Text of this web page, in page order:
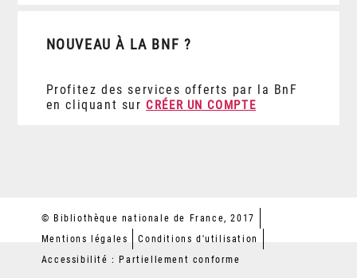
NOUVEAU À LA BNF ?
Profitez des services offerts par la BnF
en cliquant sur CRÉER UN COMPTE
© Bibliothèque nationale de France, 2017
Mentions légales
Conditions d'utilisation
Accessibilité : Partiellement conforme